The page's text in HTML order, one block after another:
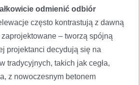
odmienić odbiór
często kontrastują z dawną
– tworzą spójną
projektanci decydują się na
tradycyjnych, takich jak cegła,
z nowoczesnym betonem